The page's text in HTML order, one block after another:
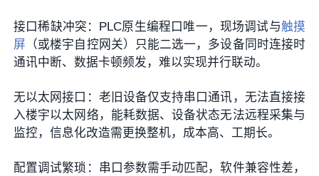
接口稀缺冲突：PLC原生编程口唯一，现场调试与触摸
屏 （或楼宇自控网关）只能二选一，多设备同时连接时
通讯中断、数据卡顿频发，难以实现并行联动。
无以太网接口：老旧设备仅支持串口通讯，无法直接接
入楼宇以太网络，能耗数据、设备状态无法远程采集与
监控，信息化改造需更换整机，成本高、工期长。
配置调试繁琐：串口参数需手动匹配，软件兼容性差，